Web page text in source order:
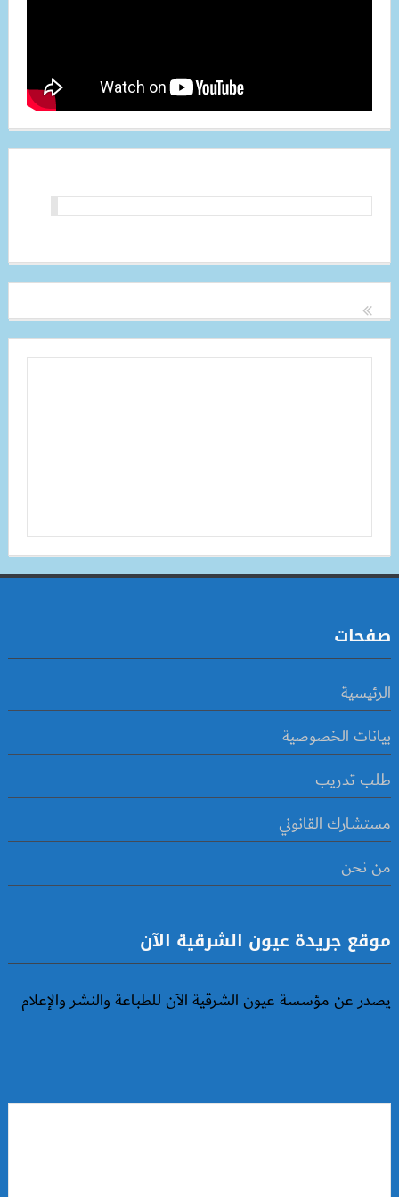
صفحات
الرئيسية
بيانات الخصوصية
طلب تدريب
مستشارك القانوني
من نحن
موقع جريدة عيون الشرقية الآن
يصدر عن مؤسسة عيون الشرقية الآن للطباعة والنشر والإعلام